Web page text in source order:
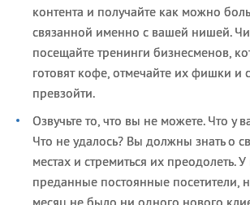
контента и получайте как можно
связанной именно с вашей нишей.
посещайте тренинги бизнесменов,
готовят кофе, отмечайте их фишки и
превзойти.
Озвучьте то, что вы не можете. Что у
Что не удалось? Вы должны знать о
местах и стремиться их преодолеть. У
преданные постоянные посетители,
месяц не было ни одного нового